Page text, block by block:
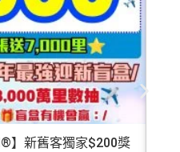
】新舊客獨家$200獎